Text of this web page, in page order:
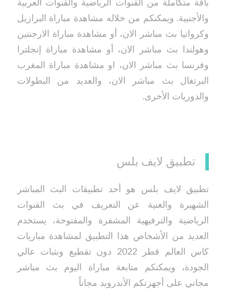
باقة متكاملة من القنوات الرياضية والقنوات العربية
والأجنبية. ويمكنكم من خلاله مشاهدة مباراة البرازيل
وكرواتيا بث مباشر الان، أو مشاهدة مباراة الارجنتين
وهولندا بث مباشر الان، أو مشاهدة مباراة إنجلترا
وفرنسا بث مباشر الان، او مشاهدة مباراة المغرب
البرتغال بث مباشر الان، والعديد من البطولات
والدوريات الأخرى.
تطبيق لايف بلس
تطبيق لايف بلس هو أحد تطبيقات البث المباشر
الشهيرة والغنية عن التعريف في بث القنوات
الرياضية والترفيهية المشفرة والمفتوحة، يستخدم
العديد من الأشخاص هذا التطبيق لمشاهدة مباريات
كاس العالم قطر 2022 دون تقطيع وبثبات عالي
الجودة، ويمكنكم متابعة مباراة اليوم بث مباشر
مجاني على أجهزتكم الأندرويد مجاناً